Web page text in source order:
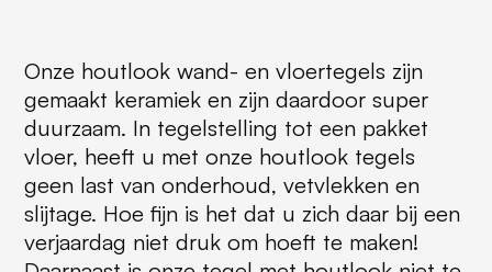
Onze houtlook wand- en vloertegels zijn
gemaakt keramiek en zijn daardoor super
duurzaam. In tegelstelling tot een pakket
vloer, heeft u met onze houtlook tegels
geen last van onderhoud, vetvlekken en
slijtage. Hoe fijn is het dat u zich daar bij een
verjaardag niet druk om hoeft te maken!